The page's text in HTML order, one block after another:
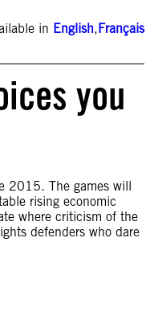
in English,Français
you
2015. The games will
rising economic
where criticism of the
defenders who dare